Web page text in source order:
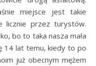
miejsce jest takie
licznie przez turystów.
bo to taka nasza mała
14 lat temu, kiedy to po
już obecnym mężem